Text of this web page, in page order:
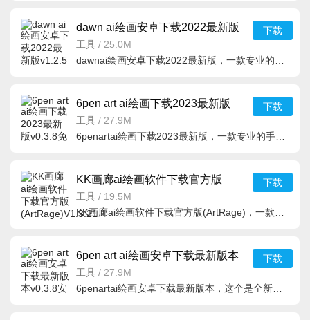
dawn ai绘画安卓下载2022最新版
v1.2.5免费版
工具 / 25.0M
下载
6pen art ai绘画下载2023最新版
v0.3.8免费官方版
工具 / 27.9M
下载
KK画廊ai绘画软件下载官方版
(ArtRage)V1.3.21
工具 / 19.5M
下载
6pen art ai绘画安卓下载最新版本
v0.3.8安卓版
工具 / 27.9M
下载